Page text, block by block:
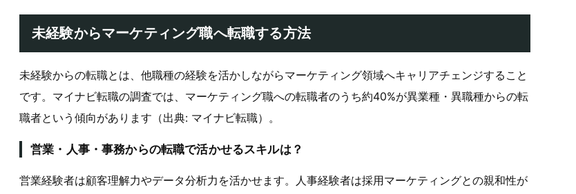
未経験からマーケティング職へ転職する方法
未経験からの転職とは、他職種の経験を活かしながらマーケティング領域へキャリアチェンジすること
です。マイナビ転職の調査では、マーケティング職への転職者のうち約40%が異業種・異職種からの転
職者という傾向があります（出典: マイナビ転職）。
営業・人事・事務からの転職で活かせるスキルは？
営業経験者は顧客理解力やデータ分析力を活かせます。人事経験者は採用マーケティングとの親和性が